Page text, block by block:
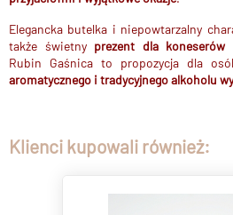
Elegancka butelka i niepowtarzalny
także świetny prezent dla koneserów
Rubin Gaśnica to propozycja dla
aromatycznego i tradycyjnego alkoholu
Klienci kupowali również: